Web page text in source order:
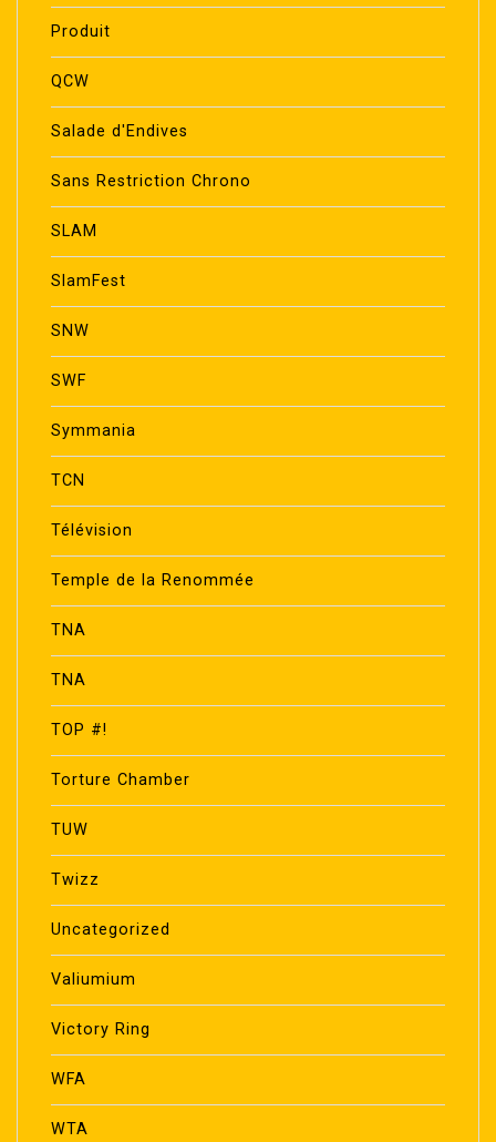
Produit
QCW
Salade d'Endives
Sans Restriction Chrono
SLAM
SlamFest
SNW
SWF
Symmania
TCN
Télévision
Temple de la Renommée
TNA
TNA
TOP #!
Torture Chamber
TUW
Twizz
Uncategorized
Valiumium
Victory Ring
WFA
WTA